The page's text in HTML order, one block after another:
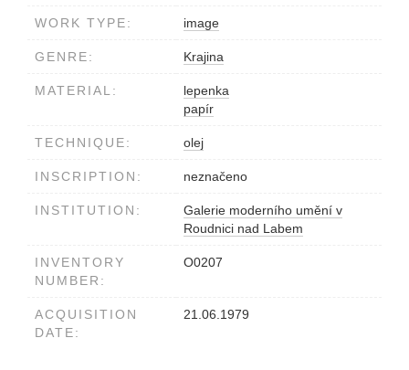
WORK TYPE: image
GENRE: Krajina
MATERIAL:
lepenka
papír
TECHNIQUE: olej
INSCRIPTION: neznačeno
INSTITUTION:
Galerie moderního umění v
Roudnici nad Labem
INVENTORY
NUMBER:
O0207
ACQUISITION
DATE:
21.06.1979